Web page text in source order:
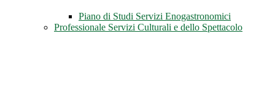
Piano di Studi Servizi Enogastronomici
Professionale Servizi Culturali e dello Spettacolo